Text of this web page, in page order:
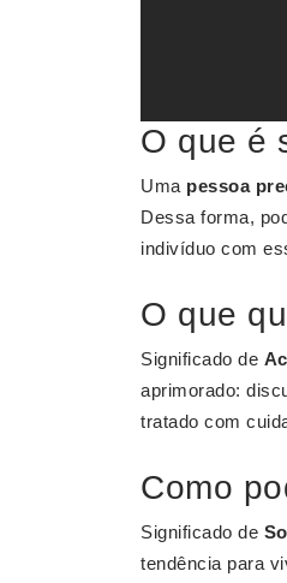
O que é
Uma pessoa
Dessa forma,
indivíduo com
O que
Significado de
aprimorado:
tratado com
Como
Significado de
tendência para